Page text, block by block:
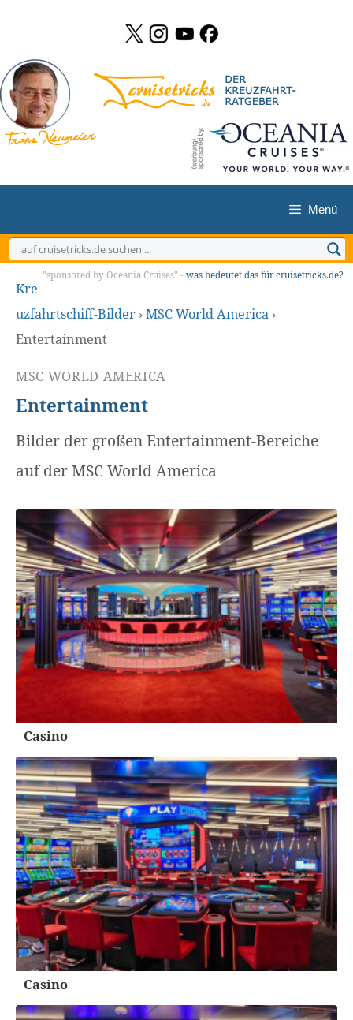
springen
Menü
"sponsored by Oceania Cruises" - was bedeutet das für cruisetricks.de?
Kre
uzfahrtschiff-Bilder ›MSC World America ›
Entertainment
MSC WORLD AMERICA
Entertainment
Bilder der großen Entertainment-Bereiche
auf der MSC World America
Casino
Casino